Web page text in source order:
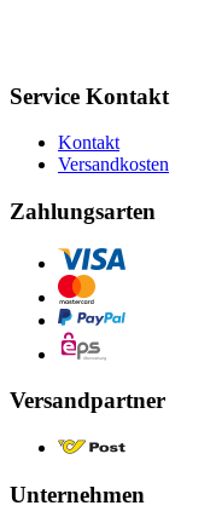
Service Kontakt
Kontakt
Versandkosten
Zahlungsarten
Versandpartner
Unternehmen